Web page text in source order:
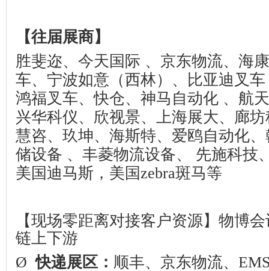
【往届展商】
胜斐迩、今天国际 、京东物流、海
车、宁波如意（西林）、比亚迪叉
鸿福叉车、快仓、神马自动化 、航
兴华科仪、欣视景、上海展大、廊
慧咨、玖坤、 海斯特、爱鸥自动化
储设备 、丰菱物流设备、 先施科技
美国迪马斯，美国zebra斑马等
【现场零距离对接客户资源】物博
链上下游
Ø 快递展区： 顺丰、京东物流、